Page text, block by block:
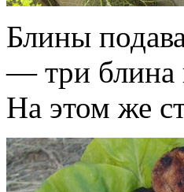
Блины
— три блина
На этом же